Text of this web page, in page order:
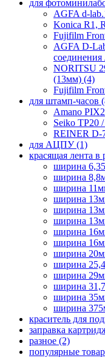
для
AGFA d-
Konica R1,
Fujifilm
AGFA D-
NORITSU
(13мм) (4)
Fujifilm
для штамп-часов
Amano
Seiko TP20
REINER D-
для АЦПУ(1)
красящая лента в
ширина
ширина
ширина
ширина
ширина
ширина
ширина
ширина
ширина
ширина
ширина
ширина
ширина
ширина
краситель для
заправка
разное (2)
популярные